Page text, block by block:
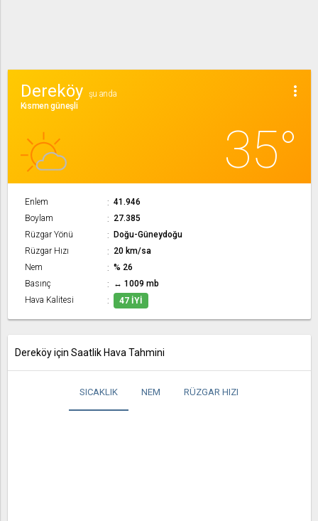
more_vert
Dereköy
şu anda
Kısmen güneşli
35°
Enlem
41.946
Boylam
27.385
Rüzgar Yönü
Doğu-Güneydoğu
Rüzgar Hızı
20 km/sa
Nem
% 26
Basınç
↔ 1009 mb
Hava Kalitesi
47 İYI
Dereköy için Saatlik Hava Tahmini
SICAKLIK NEM RÜZGAR HIZI